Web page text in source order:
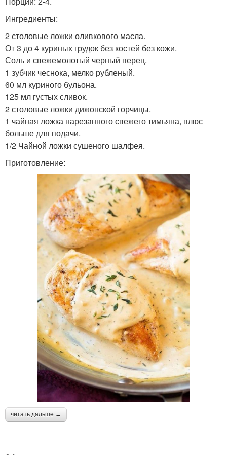
Ингредиенты:
2 столовые ложки оливкового масла.
От 3 до 4 куриных грудок без костей без кожи.
Соль и свежемолотый черный перец.
1 зубчик чеснока, мелко рубленый.
60 мл куриного бульона.
125 мл густых сливок.
2 столовые ложки дижонской горчицы.
1 чайная ложка нарезанного свежего тимьяна, плюс
больше для подачи.
1/2 Чайной ложки сушеного шалфея.
Приготовление:
читать дальше →